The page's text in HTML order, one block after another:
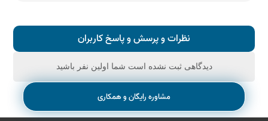
نظرات و پرسش و پاسخ کاربران
دیدگاهی ثبت نشده است شما اولین نفر باشید
مشاوره رایگان و همکاری